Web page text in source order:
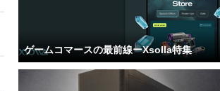
ゲームコマースの最前線ーXsolla特集